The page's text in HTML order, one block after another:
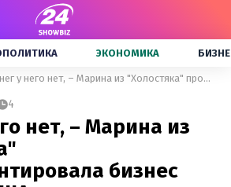
ЭКОНОМИКА
Денег у него нет, – Марина из "Холостяка" прокомментировала бизнес Алекса в США
4
нет, – Марина из
бизнес